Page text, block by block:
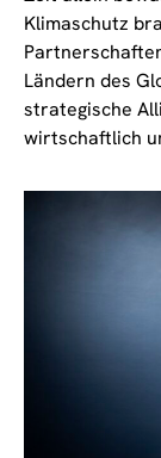
Klimaschutz
Ländern des
strategische
wirtschaftlich